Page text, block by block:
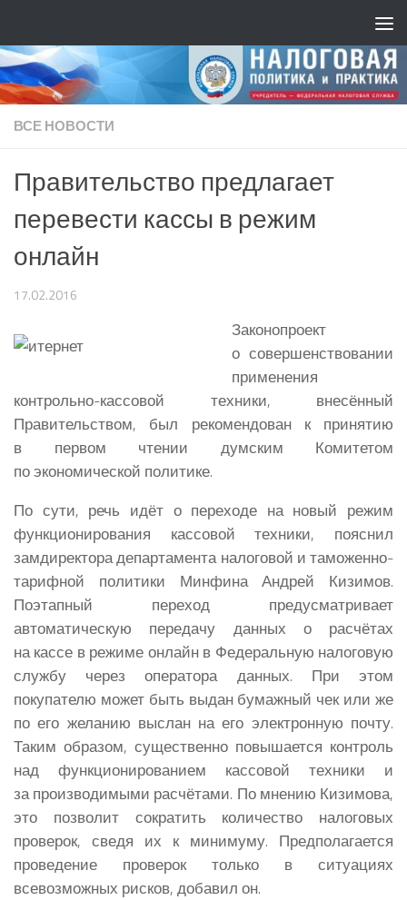
ВСЕ НОВОСТИ
Правительство предлагает
перевести кассы в режим
онлайн
17.02.2016
Законопроект
о совершенствовании
применения
контрольно-кассовой техники, внесённый
Правительством, был рекомендован к принятию
в первом чтении думским Комитетом
по экономической политике.
По сути, речь идёт о переходе на новый режим
функционирования кассовой техники, пояснил
замдиректора департамента налоговой и таможенно-
тарифной политики Минфина Андрей Кизимов.
Поэтапный переход предусматривает
автоматическую передачу данных о расчётах
на кассе в режиме онлайн в Федеральную налоговую
службу через оператора данных. При этом
покупателю может быть выдан бумажный чек или же
по его желанию выслан на его электронную почту.
Таким образом, существенно повышается контроль
над функционированием кассовой техники и
за производимыми расчётами. По мнению Кизимова,
это позволит сократить количество налоговых
проверок, сведя их к минимуму. Предполагается
проведение проверок только в ситуациях
всевозможных рисков, добавил он.